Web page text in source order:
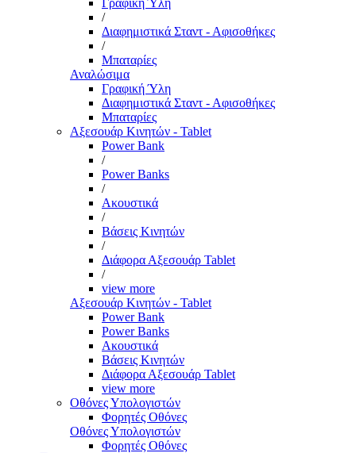
Γραφική Ύλη
/
Διαφημιστικά Σταντ - Αφισοθήκες
/
Μπαταρίες
Αναλώσιμα
Γραφική Ύλη
Διαφημιστικά Σταντ - Αφισοθήκες
Μπαταρίες
Αξεσουάρ Κινητών - Tablet
Power Bank
/
Power Banks
/
Ακουστικά
/
Βάσεις Κινητών
/
Διάφορα Αξεσουάρ Tablet
/
view more
Αξεσουάρ Κινητών - Tablet
Power Bank
Power Banks
Ακουστικά
Βάσεις Κινητών
Διάφορα Αξεσουάρ Tablet
view more
Οθόνες Υπολογιστών
Φορητές Οθόνες
Οθόνες Υπολογιστών
Φορητές Οθόνες